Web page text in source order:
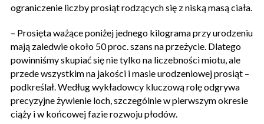
ograniczenie liczby prosiąt rodzących się z niską masą ciała.
– Prosięta ważące poniżej jednego kilograma przy urodzeniu
mają zaledwie około 50 proc. szans na przeżycie. Dlatego
powinniśmy skupiać się nie tylko na liczebności miotu, ale
przede wszystkim na jakości i masie urodzeniowej prosiąt –
podkreślał. Według wykładowcy kluczową rolę odgrywa
precyzyjne żywienie loch, szczególnie w pierwszym okresie
ciąży i w końcowej fazie rozwoju płodów.